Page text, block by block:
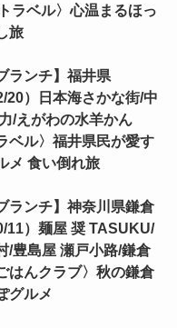
ラベル〉心温まるほっ
旅
ランチ】福井県
20）日本海さかな街/中
/えがわの水羊かん
ベル〉福井県民が愛す
メ 食い倒れ旅
ランチ】神奈川県鎌倉
11）麺屋 奨 TASUKU/
/豊島屋 瀬戸小路/鎌倉
はんクラブ〉秋の鎌倉
グルメ